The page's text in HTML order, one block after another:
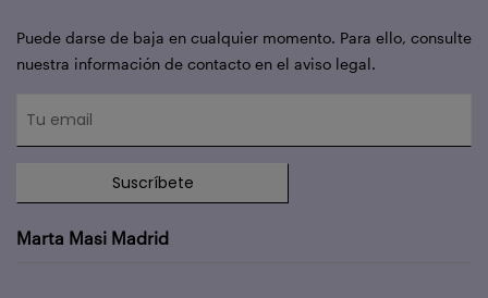
Puede darse de baja en cualquier momento. Para ello, consulte
nuestra información de contacto en el aviso legal.
Suscríbete
Marta Masi Madrid